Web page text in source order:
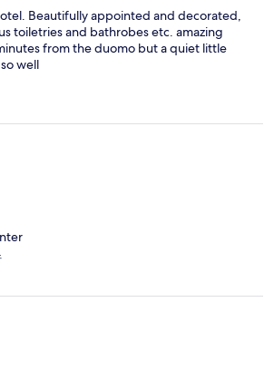
Beautifully appointed and decorated,
toiletries and bathrobes etc. amazing
from the duomo but a quiet little
well